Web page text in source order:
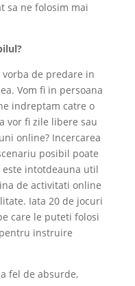
sa ne folosim mai
vorba de predare in
Vom fi in persoana
indreptam catre o
vor fi zile libere sau
online? Incercarea
posibil poate
intotdeauna util
de activitati online
Iata 20 de jocuri
care le puteti folosi
instruire
fel de absurde,